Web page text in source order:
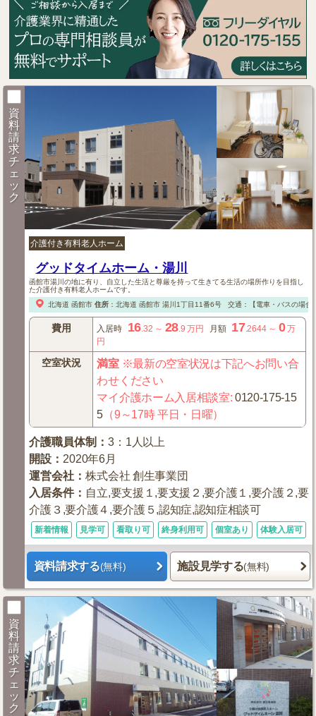
資
料
請
求
チ
ェ
ッ
ク
介護付き有料老人ホーム
グッドタイムホーム・湯川
函館市湯川の地に有り、自立した生活と尊厳を持って生きてる生活の場所作りを目指し
た介護付き有料老人ホームです。
北海道 函館市 住所： 北海道 函館市湯川1丁目11番6号 交通：【電車・バスの場合
費用 入居時 16.32 ～ 28.9 万円 月額 17.2644～ 0万
円
空室状況 満室※最新の空室状況は下記へお問い合
わせください
マイ介護ホーム入居相談室:0120-175-15
5 （9～17時 平日・日曜）
介護職員体制 ：3：1人以上
開設 ： 2020年6月
運営会社 ：株式会社 創生事業団
入居条件： 自立,要支援１,要支援２,要介護１,要介護２,要
介護３,要介護４,要介護５,認知症,認知症相談可
新着情報 見学可 看取り可 終身利用可 個室あり 体験入居可
資料請求する(無料) 施設見学する(無料)
資
料
請
求
チ
ェ
ッ
ク